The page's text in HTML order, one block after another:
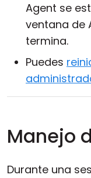
Agent se
ventana de
termina.
Puedes
Manejo
Durante una